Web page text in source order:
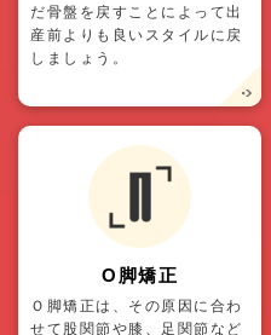
だ骨盤を戻すことによって出
産前よりも良いスタイルに戻
しましょう。
O脚矯正
Ｏ脚矯正は、その原因に合わ
せて股関節や膝、足関節など